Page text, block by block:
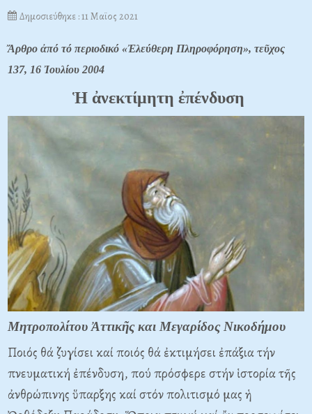
Δημοσιεύθηκε : 11 Μαϊος 2021
Ἄρθρο ἀπό τό περιοδικό «Ἐλεύθερη Πληροφόρηση», τεῦχος
137, 16 Ἰουλίου 2004
Ἡ ἀνεκτίμητη ἐπένδυση
Μητροπολίτου Ἀττικῆς και Μεγαρίδος Νικοδήμου
Ποιός θά ζυγίσει καί ποιός θά ἐκτιμήσει ἐπάξια τήν
πνευματική ἐπένδυση, πού πρόσφερε στήν ἱστορία τῆς
ἀνθρώπινης ὕπαρξης καί στόν πολιτισμό μας ἡ